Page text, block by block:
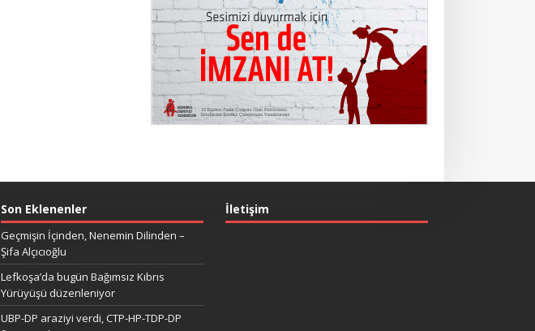
Son Eklenenler
Geçmişin İçinden, Nenemin Dilinden –
Şifa Alçıcıoğlu
Lefkoşa’da bugün Bağımsız Kıbrıs
Yürüyüşü düzenleniyor
UBP-DP araziyi verdi, CTP-HP-TDP-DP
İletişim